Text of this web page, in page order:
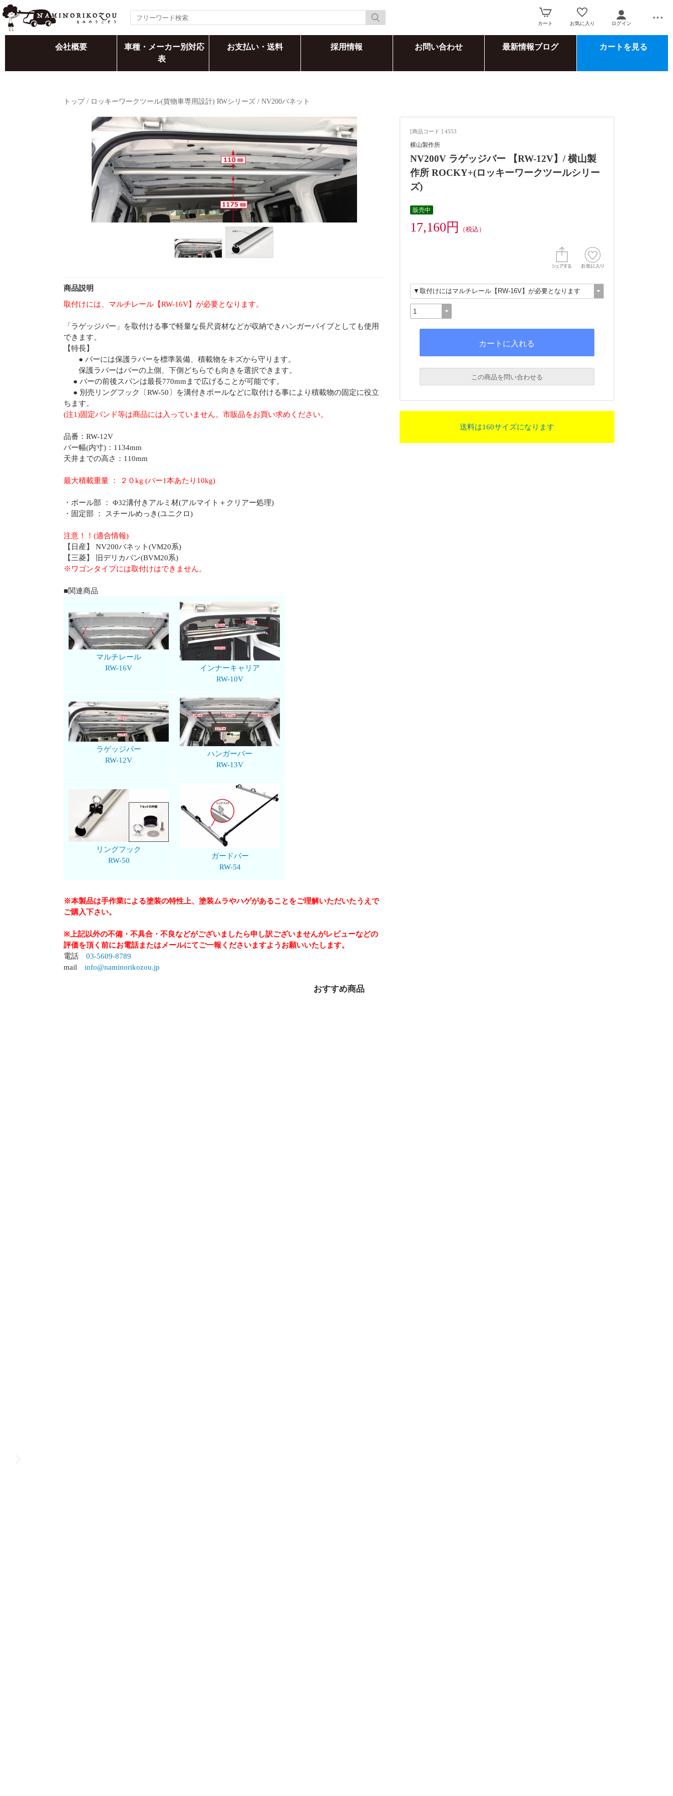
カート お気に入り ログイン
会社概要
車種・メーカー別対応
表
お支払い・送料 採用情報 お問い合わせ 最新情報ブログ カートを見る
トップ/ ロッキーワークツール(貨物車専用設計) RWシリーズ / NV200バネット
商品説明
取付けには、マルチレール【RW-16V】が必要となります。
「ラゲッジバー」を取付ける事で軽量な長尺資材などが収納できハンガーパイプとしても使用
できます。
【特長】
● バーには保護ラバーを標準装備、積載物をキズから守ります。
保護ラバーはバーの上側、下側どちらでも向きを選択できます。
● バーの前後スパンは最長770mmまで広げることが可能です。
● 別売リングフック〔RW-50〕を溝付きポールなどに取付ける事により積載物の固定に役立
ちます。
(注1)固定バンド等は商品には入っていません。市販品をお買い求めください。
品番：RW-12V
バー幅(内寸)：1134mm
天井までの高さ：110mm
最大積載重量 ： ２０kg (バー1本あたり10kg)
・ポール部 ： Φ32溝付きアルミ材(アルマイト＋クリアー処理)
・固定部 ： スチールめっき(ユニクロ)
注意！！(適合情報)
【日産】 NV200バネット(VM20系)
【三菱】 旧デリカバン(BVM20系)
※ワゴンタイプには取付けはできません。
■関連商品
マルチレール
RW-16V
インナーキャリア
RW-10V
ラゲッジバー
RW-12V
ハンガーバー
RW-13V
リングフック
RW-50
ガードバー
RW-54
※本製品は手作業による塗装の特性上、塗装ムラやハゲがあることをご理解いただいたうえで
ご購入下さい。
※上記以外の不備・不具合・不良などがございましたら申し訳ございませんがレビューなどの
評価を頂く前にお電話またはメールにてご一報くださいますようお願いいたします。
電話 03-5609-8789
mail info@naminorikozou.jp
[商品コード ] 4553
横山製作所
NV200V ラゲッジバー 【RW-12V】/ 横山製
作所 ROCKY+(ロッキーワークツールシリー
ズ)
販売中
17,160円 （税込）
この商品を問い合わせる
送料は160サイズになります
おすすめ商品